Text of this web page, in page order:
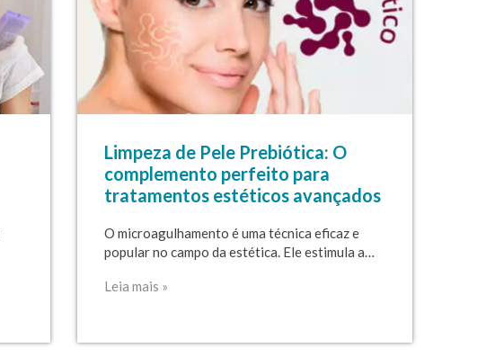
Limpeza de Pele Prebiótica: O
complemento perfeito para
tratamentos estéticos avançados
O microagulhamento é uma técnica eficaz e
popular no campo da estética. Ele estimula a…
Leia mais »